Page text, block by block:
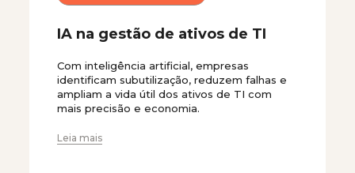
IA na gestão de ativos de TI
Com inteligência artificial, empresas
identificam subutilização, reduzem falhas e
ampliam a vida útil dos ativos de TI com
mais precisão e economia.
Leia mais